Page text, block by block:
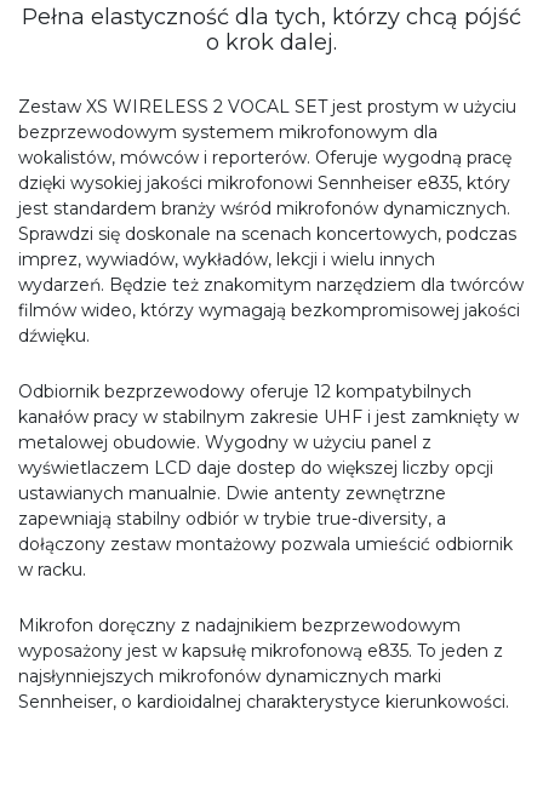
Pełna elastyczność dla tych, którzy chcą pójść
o krok dalej.
Zestaw XS WIRELESS 2 VOCAL SET jest prostym w użyciu
bezprzewodowym systemem mikrofonowym dla
wokalistów, mówców i reporterów. Oferuje wygodną pracę
dzięki wysokiej jakości mikrofonowi Sennheiser e835, który
jest standardem branży wśród mikrofonów dynamicznych.
Sprawdzi się doskonale na scenach koncertowych, podczas
imprez, wywiadów, wykładów, lekcji i wielu innych
wydarzeń. Będzie też znakomitym narzędziem dla twórców
filmów wideo, którzy wymagają bezkompromisowej jakości
dźwięku.
Odbiornik bezprzewodowy oferuje 12 kompatybilnych
kanałów pracy w stabilnym zakresie UHF i jest zamknięty w
metalowej obudowie. Wygodny w użyciu panel z
wyświetlaczem LCD daje dostep do większej liczby opcji
ustawianych manualnie. Dwie antenty zewnętrzne
zapewniają stabilny odbiór w trybie true-diversity, a
dołączony zestaw montażowy pozwala umieścić odbiornik
w racku.
Mikrofon doręczny z nadajnikiem bezprzewodowym
wyposażony jest w kapsułę mikrofonową e835. To jeden z
najsłynniejszych mikrofonów dynamicznych marki
Sennheiser, o kardioidalnej charakterystyce kierunkowości.